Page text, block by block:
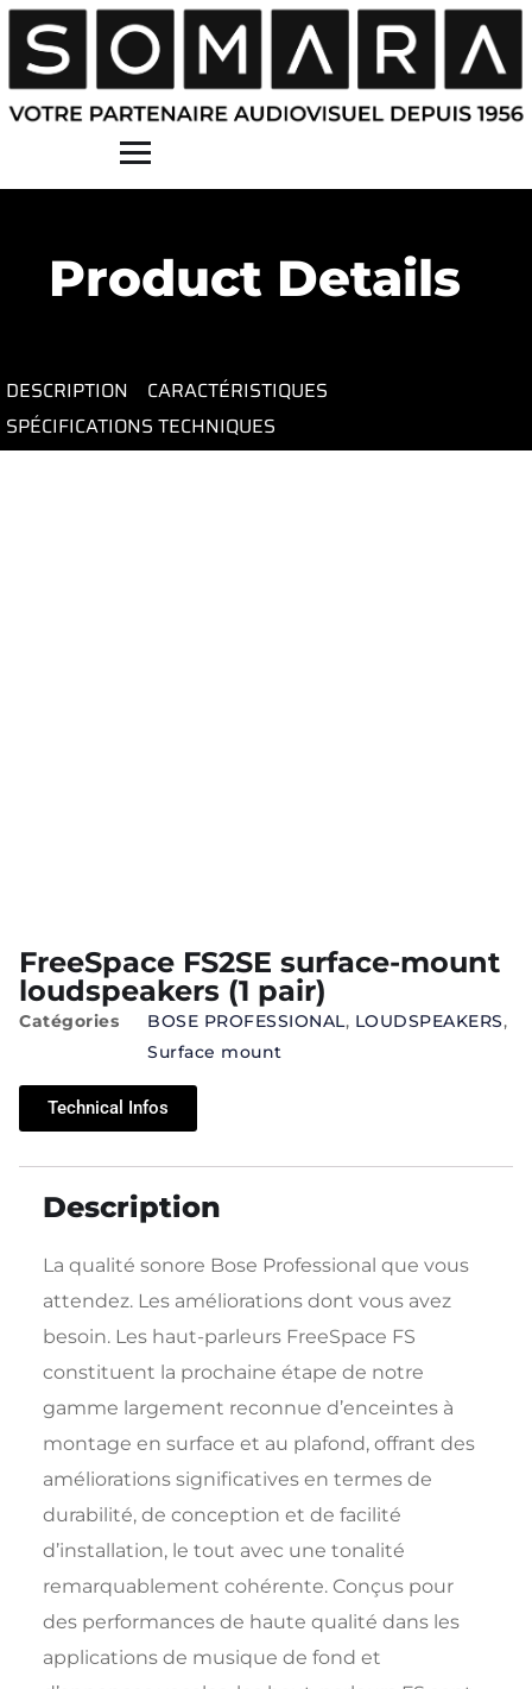
Product Details
DESCRIPTION
CARACTÉRISTIQUES
SPÉCIFICATIONS TECHNIQUES
FreeSpace FS2SE surface-mount
loudspeakers (1 pair)
Catégories BOSE PROFESSIONAL, LOUDSPEAKERS,
Surface mount
Technical Infos
Description
La qualité sonore Bose Professional que vous
attendez. Les améliorations dont vous avez
besoin. Les haut-parleurs FreeSpace FS
constituent la prochaine étape de notre
gamme largement reconnue d’enceintes à
montage en surface et au plafond, offrant des
améliorations significatives en termes de
durabilité, de conception et de facilité
d’installation, le tout avec une tonalité
remarquablement cohérente. Conçus pour
des performances de haute qualité dans les
applications de musique de fond et